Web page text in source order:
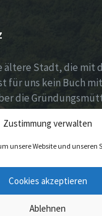
Zustimmung verwalten
unsere Website und unseren
Cookies akzeptieren
Ablehnen
ältere Stadt, die mit
für uns kein Buch
die
und
doerfer.de!